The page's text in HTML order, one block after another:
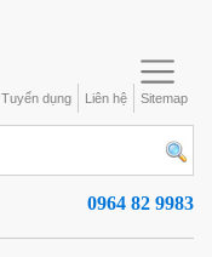
Tuyển dụng Liên hệ Sitemap
0964 82 9983